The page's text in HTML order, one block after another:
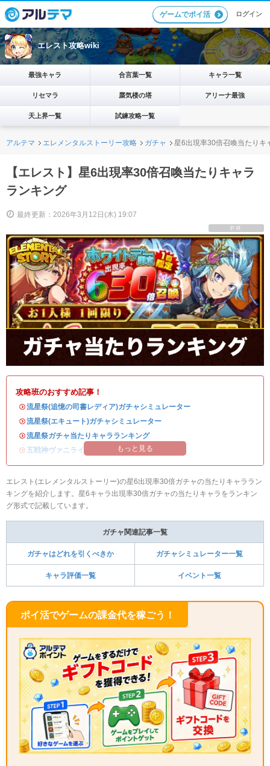
ゲームでポイ活 ログイン
エレスト攻略wiki
最強キャラ 合言葉一覧 キャラ一覧
リセマラ 蜃気楼の塔 アリーナ最強
天上界一覧 試練攻略一覧
アルテマ エレメンタルストーリー攻略 ガチャ 星6出現率30倍召喚当たりキ
【エレスト】星6出現率30倍召喚当たりキャラ
ランキング
最終更新：2026年3月12日(木) 19:07
PR
攻略班のおすすめ記事！
・流星祭(追憶の司書レディア)ガチャシミュレーター
・流星祭(エキュート)ガチャシミュレーター
・流星祭ガチャ当たりキャラランキング
・ 五戦神ヴァニライベントまとめもっと見る
エレスト(エレメンタルストーリー)の星6出現率30倍ガチャの当たりキャララン
キングを紹介します。星6キャラ出現率30倍ガチャの当たりキャラをランキン
グ形式で記載しています。
ガチャ関連記事一覧
ガチャはどれを引くべきか ガチャシミュレーター一覧
キャラ評価一覧 イベント一覧
ポイ活でゲームの課金代を稼ごう！